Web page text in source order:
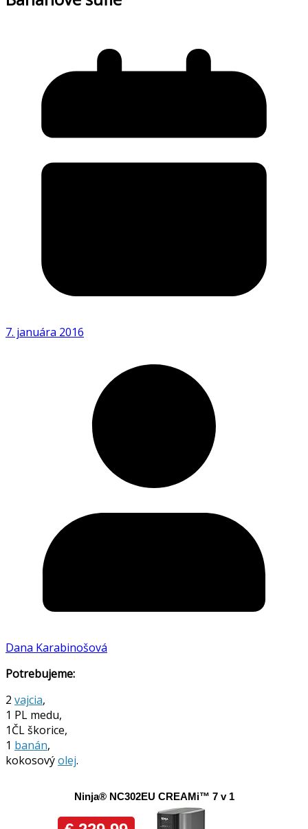
7. januára 2016
Dana Karabinošová
Potrebujeme:
2 vajcia,
1 PL medu,
1ČL škorice,
1 banán,
kokosovýolej.